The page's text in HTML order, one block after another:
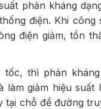
phản kháng
điện. Khi công
điện giảm, tổn
thì phản
làm giảm hiệu
chỗ để đường